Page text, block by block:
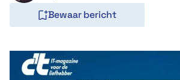
Bewaar bericht